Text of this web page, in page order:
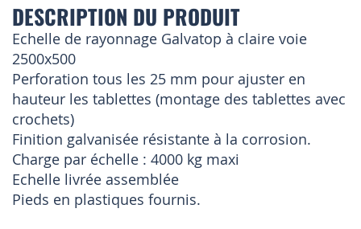
DESCRIPTION DU PRODUIT
Echelle de rayonnage Galvatop à claire voie
2500x500
Perforation tous les 25 mm pour ajuster en
hauteur les tablettes (montage des tablettes avec
crochets)
Finition galvanisée résistante à la corrosion.
Charge par échelle : 4000 kg maxi
Echelle livrée assemblée
Pieds en plastiques fournis.